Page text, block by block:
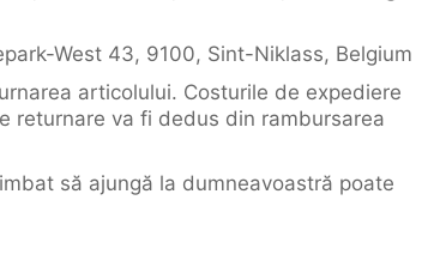
West 43, 9100, Sint-Niklass, Belgium
articolului. Costurile de expediere
returnare va fi dedus din rambursarea
să ajungă la dumneavoastră poate